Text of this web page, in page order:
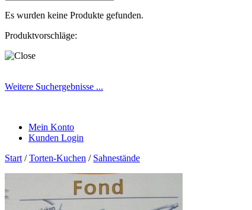
Es wurden keine Produkte gefunden.
Produktvorschläge:
Weitere Suchergebnisse ...
Mein Konto
Kunden Login
Start /Torten-Kuchen / Sahnestände